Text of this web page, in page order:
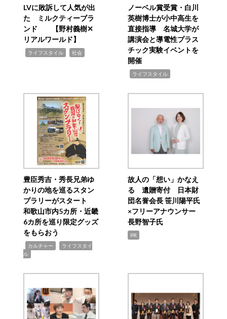
LVに敗訴して人気が出
た ミルクティーブラ
ンド 【野村義樹✕
リアルワールド】
ライフスタイル 社会
ノーベル賞受賞・白川
英樹博士が小中高生を
直接指導 名城大学が
講演会と導電性プラス
チック実験イベントを
開催
ライフスタイル
豊臣秀吉・秀長兄弟ゆ
かりの地を巡るスタン
プラリーがスタート
和歌山市内5カ所・近畿
6カ所を巡り限定グッズ
をもらおう
カルチャー
ライフスタイ
ル
故人の「想い」かなえ
る 遺贈寄付 日本財
団名誉会長 笹川陽平氏
×フリーアナウンサー
長野智子氏
PR